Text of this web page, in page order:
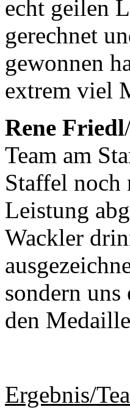
echt geilen
gerechnet
gewonnen
extrem viel
Rene Friedl
Team am
Staffel noch
Leistung
Wackler
sondern
den
Ergebnis/